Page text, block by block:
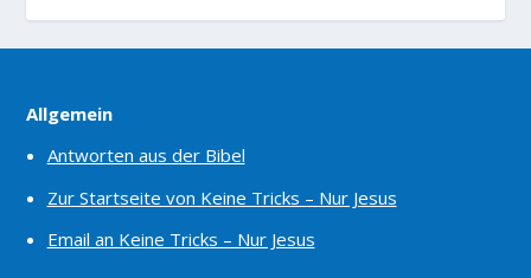
Allgemein
Antworten aus der Bibel
Zur Startseite von Keine Tricks – Nur Jesus
Email an Keine Tricks – Nur Jesus